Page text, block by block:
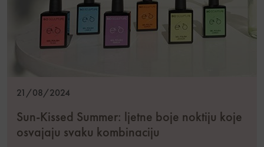
21/08/2024
Sun-Kissed Summer: ljetne boje noktiju koje
osvajaju svaku kombinaciju